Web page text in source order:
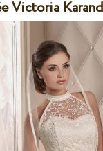
Victoria